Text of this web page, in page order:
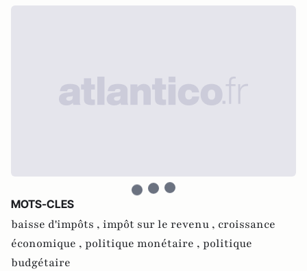
MOTS-CLES
baisse d'impôts , impôt sur le revenu , croissance
économique , politique monétaire , politique
budgétaire